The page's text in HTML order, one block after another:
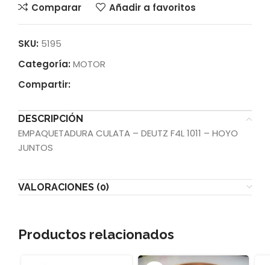
Comparar
Añadir a favoritos
SKU: 5195
Categoría: MOTOR
Compartir:
DESCRIPCIÓN
EMPAQUETADURA CULATA – DEUTZ F4L 1011 – HOYO
JUNTOS
VALORACIONES (0)
Productos relacionados